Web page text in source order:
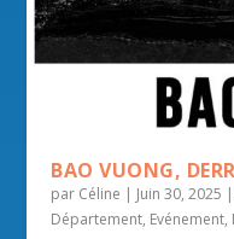
BAO VUONG,
par Céline | Juin 30, 2025
Département, Evénement,